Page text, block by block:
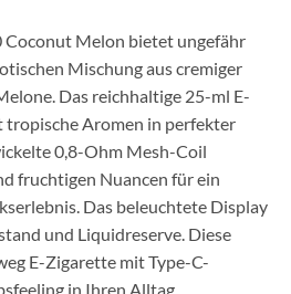
Coconut Melon bietet ungefähr
Mischung aus cremiger
Das reichhaltige 25-ml E-
Aromen in perfekter
0,8-Ohm Mesh-Coil
fruchtigen Nuancen für ein
Das beleuchtete Display
und Liquidreserve. Diese
E-Zigarette mit Type-C-
in Ihren Alltag.